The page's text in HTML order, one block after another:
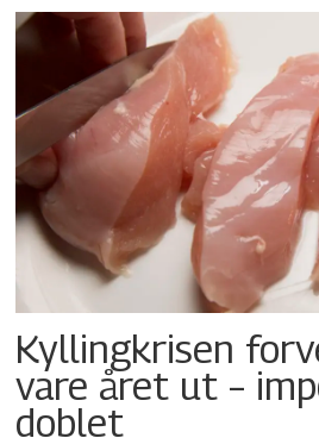
Kyllingkrisen
vare året ut –
doblet